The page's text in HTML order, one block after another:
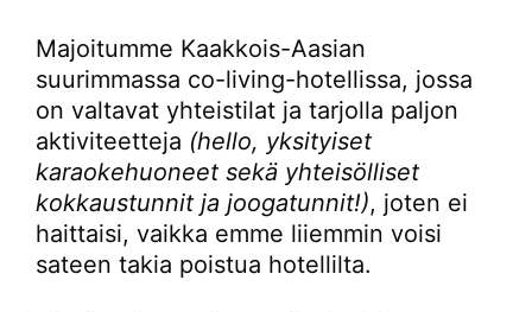
Majoitumme Kaakkois-Aasian
suurimmassa co-living-hotellissa, jossa
on valtavat yhteistilat ja tarjolla paljon
aktiviteetteja (hello, yksityiset
karaokehuoneet sekä yhteisölliset
kokkaustunnit ja joogatunnit!), joten ei
haittaisi, vaikka emme liiemmin voisi
sateen takia poistua hotellilta.